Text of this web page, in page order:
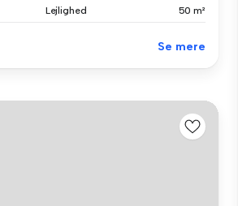
Lejlighed 50 m²
Se mere